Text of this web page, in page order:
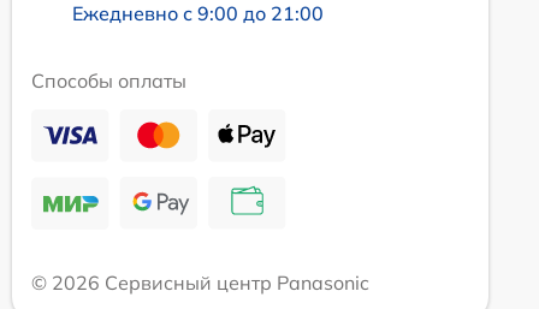
Ежедневно с 9:00 до 21:00
Способы оплаты
© 2026 Сервисный центр Panasonic